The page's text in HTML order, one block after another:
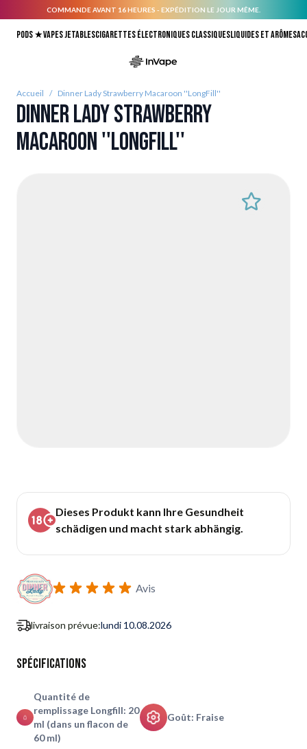
COMMANDE AVANT 16 HEURES - EXPÉDITION LE JOUR MÊME.
Pods ★Vapes jetablesCigarettes électroniques classiquesLiquides et arômes
Accueil / Dinner Lady Strawberry Macaroon ''LongFill''
Dinner Lady Strawberry
Macaroon ''LongFill''
Dieses Produkt kann Ihre Gesundheit
schädigen und macht stark abhängig.
Avis
livraison prévue:lundi 10.08.2026
Spécifications
Quantité de
remplissage Longfill: 20
ml (dans un flacon de
60 ml)
Goût: Fraise